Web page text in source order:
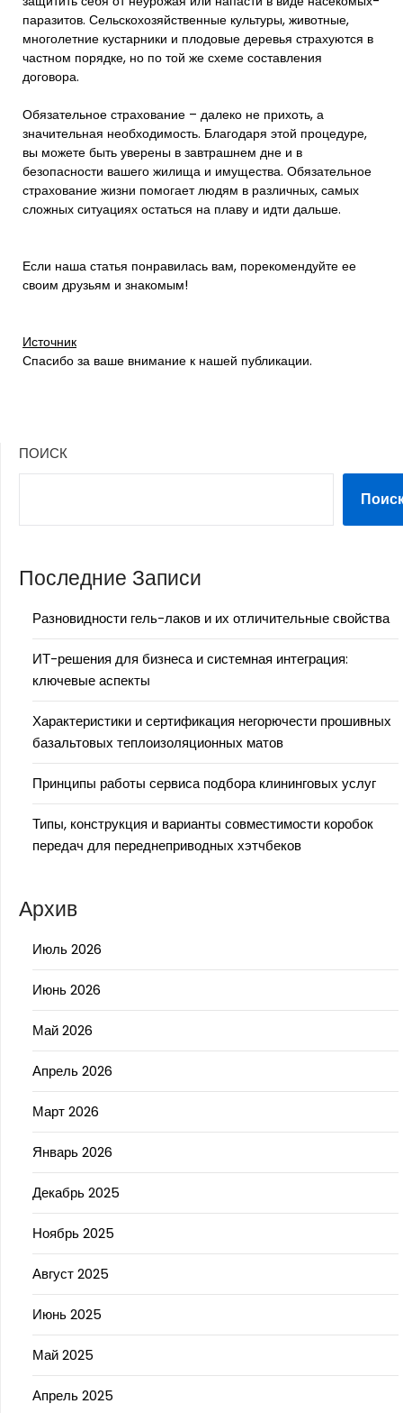
паразитов. Сельскохозяйственные культуры, животные,
многолетние кустарники и плодовые деревья страхуются в
частном порядке, но по той же схеме составления
договора.
Обязательное страхование – далеко не прихоть, а
значительная необходимость. Благодаря этой процедуре,
вы можете быть уверены в завтрашнем дне и в
безопасности вашего жилища и имущества. Обязательное
страхование жизни помогает людям в различных, самых
сложных ситуациях остаться на плаву и идти дальше.
Если наша статья понравилась вам, порекомендуйте ее
своим друзьям и знакомым!
Источник
Спасибо за ваше внимание к нашей публикации.
ПОИСК
Последние Записи
Разновидности гель-лаков и их отличительные свойства
ИТ-решения для бизнеса и системная интеграция:
ключевые аспекты
Характеристики и сертификация негорючести прошивных
базальтовых теплоизоляционных матов
Принципы работы сервиса подбора клининговых услуг
Типы, конструкция и варианты совместимости коробок
передач для переднеприводных хэтчбеков
Архив
Июль 2026
Июнь 2026
Май 2026
Апрель 2026
Март 2026
Январь 2026
Декабрь 2025
Ноябрь 2025
Август 2025
Июнь 2025
Май 2025
Апрель 2025